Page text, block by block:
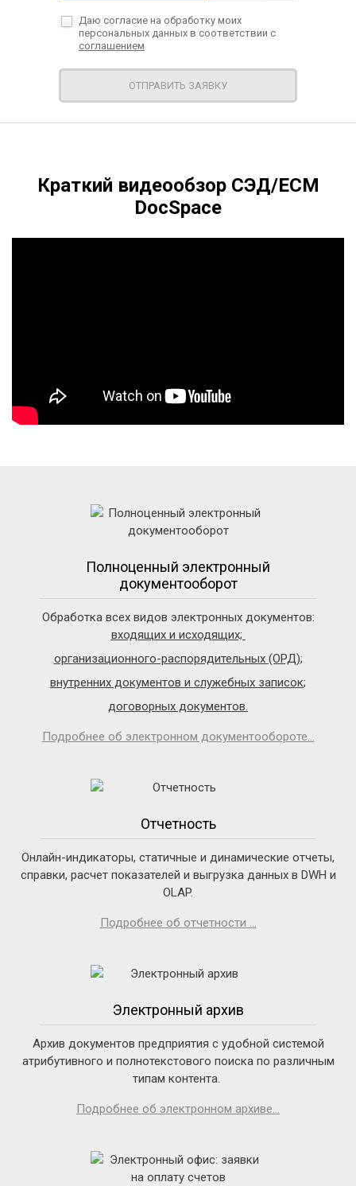
Даю согласие на обработку моих
персональных данных в соответствии с
соглашением
ОТПРАВИТЬ ЗАЯВКУ
Краткий видеообзор СЭД/ЕСМ
DocSpace
Полноценный электронный
документооборот
Обработка всех видов электронных документов:
входящих и исходящих;
организационного-распорядительных (ОРД);
внутренних документов и служебных записок;
договорных документов.
Подробнее об электронном документообороте...
Отчетность
Онлайн-индикаторы, статичные и динамические отчеты,
справки, расчет показателей и выгрузка данных в DWH и
OLAP.
Подробнее об отчетности ...
Электронный архив
Архив документов предприятия с удобной системой
атрибутивного и полнотекстового поиска по различным
типам контента.
Подробнее об электронном архиве...